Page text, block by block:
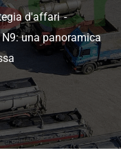
d'affari
una panoramica